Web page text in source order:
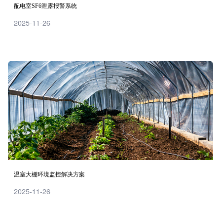
配电室SF6泄露报警系统
2025-11-26
温室大棚环境监控解决方案
2025-11-26